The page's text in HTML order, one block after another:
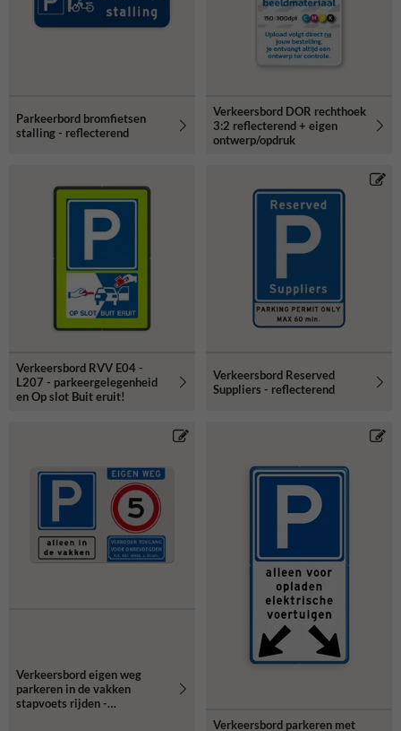
Parkeerbord bromfietsen
stalling - reflecterend
Verkeersbord DOR rechthoek
3:2 reflecterend + eigen
ontwerp/opdruk
Verkeersbord RVV E04 -
L207 - parkeergelegenheid
en Op slot Buit eruit!
Verkeersbord Reserved
Suppliers - reflecterend
Verkeersbord eigen weg
parkeren in de vakken
stapvoets rijden -
Verkeersbord parkeren met